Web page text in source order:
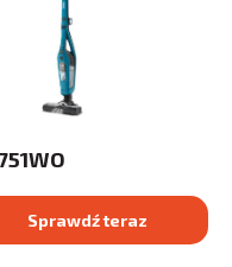
Sprawdź teraz